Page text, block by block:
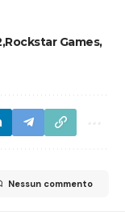
Rockstar Games
Nessun commento